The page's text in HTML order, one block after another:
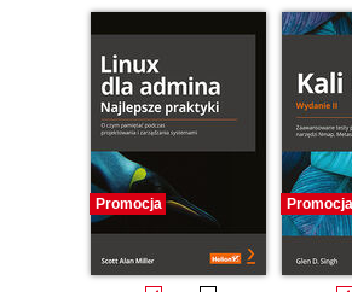
Promocja Promocja